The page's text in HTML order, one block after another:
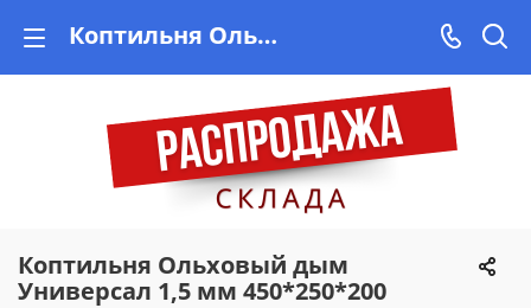
Коптильня Ольховый дым Универсал 1,5 мм 450*250*200 купить в Минске на Vishop.by
Коптильня Ольховый дым
Универсал 1,5 мм 450*250*200